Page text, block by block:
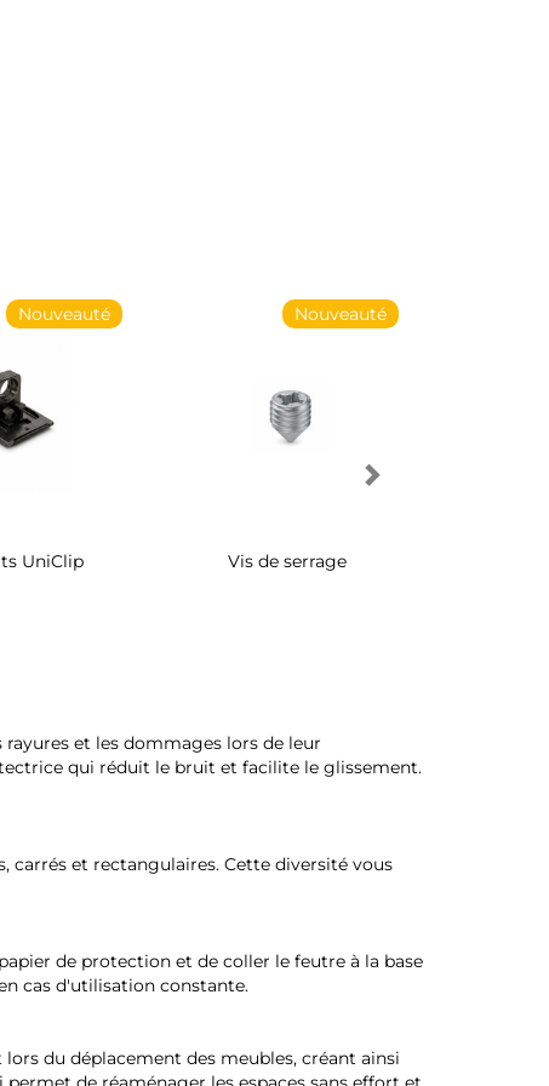
Nouveauté
UniClip
Nouveauté
Vis de serrage
et les dommages lors de leur
qui réduit le bruit et facilite le glissement.
carrés et rectangulaires. Cette diversité vous
de protection et de coller le feutre à la base
cas d'utilisation constante.
du déplacement des meubles, créant ainsi